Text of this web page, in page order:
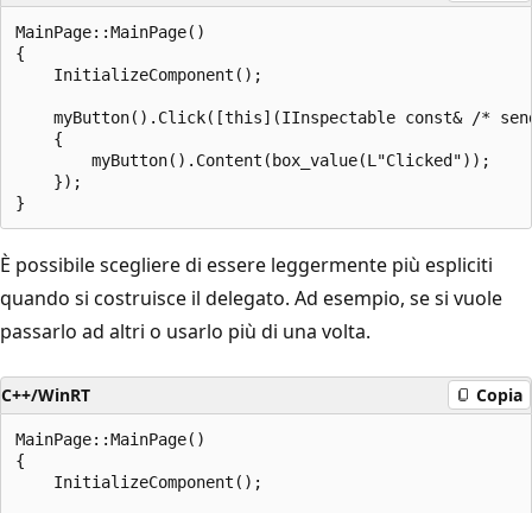
MainPage::MainPage()
{
    InitializeComponent();
myButton().Click([this](IInspectable const& /*
    {
        myButton().Content(box_value(L"Clicked"));
    });
È possibile scegliere di essere leggermente più espliciti
quando si costruisce il delegato. Ad esempio, se si vuole
passarlo ad altri o usarlo più di una volta.
C++/WinRT Copia
MainPage::MainPage()
{
    InitializeComponent();